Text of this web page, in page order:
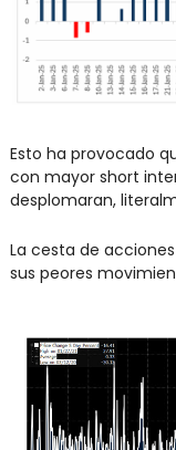
Esto ha provocado
con mayor short
desplomaran,
La cesta de
sus peores